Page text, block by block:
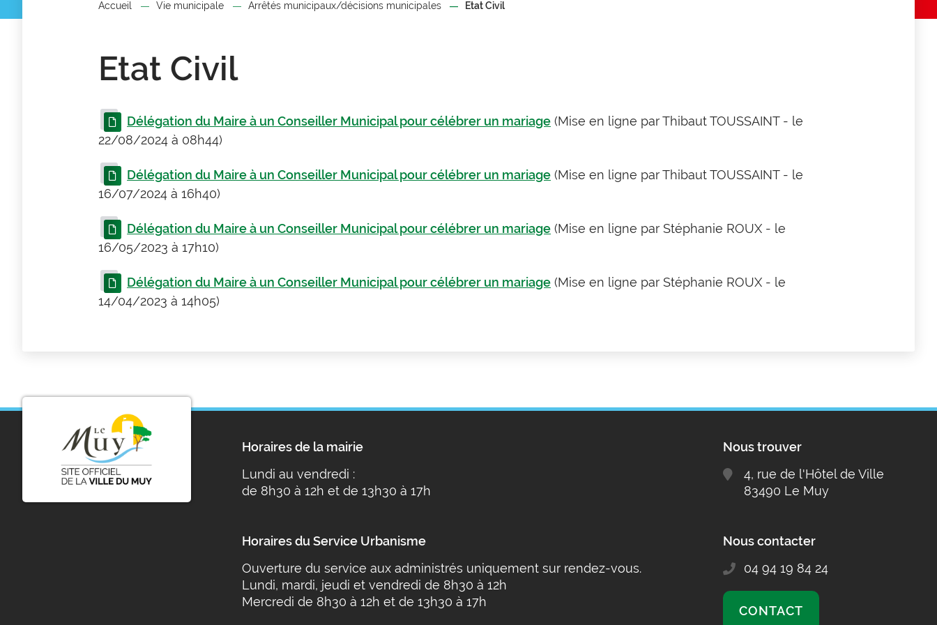
Accueil Vie municipale Arrêtés municipaux/décisions municipales Etat Civil
Etat Civil
Délégation du Maire à un Conseiller Municipal pour célébrer un mariage (Mise en ligne par Thibaut TOUSSAINT - le
22/08/2024 à 08h44)
Délégation du Maire à un Conseiller Municipal pour célébrer un mariage (Mise en ligne par Thibaut TOUSSAINT - le
16/07/2024 à 16h40)
Délégation du Maire à un Conseiller Municipal pour célébrer un mariage (Mise en ligne par Stéphanie ROUX - le
16/05/2023 à 17h10)
Délégation du Maire à un Conseiller Municipal pour célébrer un mariage (Mise en ligne par Stéphanie ROUX - le
14/04/2023 à 14h05)
Horaires de la mairie
Lundi au vendredi :
de 8h30 à 12h et de 13h30 à 17h
Horaires du Service Urbanisme
Ouverture du service aux administrés uniquement sur rendez-vous.
Lundi, mardi, jeudi et vendredi de 8h30 à 12h
Mercredi de 8h30 à 12h et de 13h30 à 17h
Nous trouver
4, rue de l'Hôtel de Ville
83490 Le Muy
Nous contacter
04 94 19 84 24
CONTACT